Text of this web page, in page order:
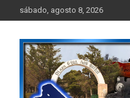
to
sábado, agosto 8, 2026